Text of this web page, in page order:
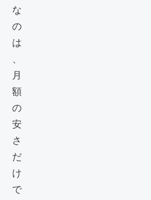
な
の
は
、
月
額
の
安
さ
だ
け
で